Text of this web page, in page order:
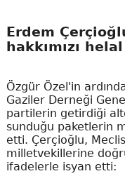
Erdem
hakkımızı
Özgür Özel'in
Gaziler Derneği
partilerin getirdiği
sunduğu paketlerin
etti. Çerçioğlu,
milletvekillerine
ifadelerle isyan etti: